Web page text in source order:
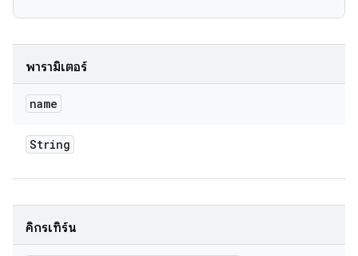
พารามิเตอร์
name
String
คิกรีเทิร์น